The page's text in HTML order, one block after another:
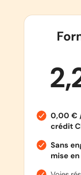
0,00 €
crédit
Sans
mise